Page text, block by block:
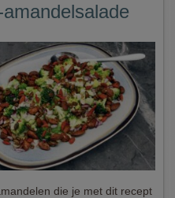
die je met dit recept